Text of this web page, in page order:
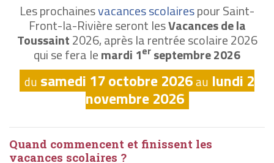
Les prochainesvacances scolairespour Saint-
Front-la-Rivière seront lesVacances de la
Toussaint2026, après la rentrée scolaire 2026
qui se fera lemardi 1er septembre 2026
du samedi 17 octobre 2026au lundi 2
novembre 2026
Quand commencent et finissent les
vacances scolaires ?